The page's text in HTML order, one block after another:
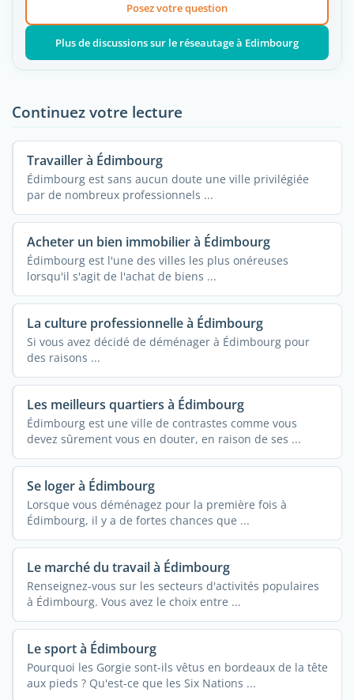
Posez votre question
Plus de discussions sur le réseautage à Edimbourg
Continuez votre lecture
Travailler à Édimbourg
Édimbourg est sans aucun doute une ville privilégiée
par de nombreux professionnels ...
Acheter un bien immobilier à Édimbourg
Édimbourg est l'une des villes les plus onéreuses
lorsqu'il s'agit de l'achat de biens ...
La culture professionnelle à Édimbourg
Si vous avez décidé de déménager à Édimbourg pour
des raisons ...
Les meilleurs quartiers à Édimbourg
Édimbourg est une ville de contrastes comme vous
devez sûrement vous en douter, en raison de ses ...
Se loger à Édimbourg
Lorsque vous déménagez pour la première fois à
Édimbourg, il y a de fortes chances que ...
Le marché du travail à Édimbourg
Renseignez-vous sur les secteurs d'activités populaires
à Édimbourg. Vous avez le choix entre ...
Le sport à Édimbourg
Pourquoi les Gorgie sont-ils vêtus en bordeaux de la tête
aux pieds ? Qu'est-ce que les Six Nations ...